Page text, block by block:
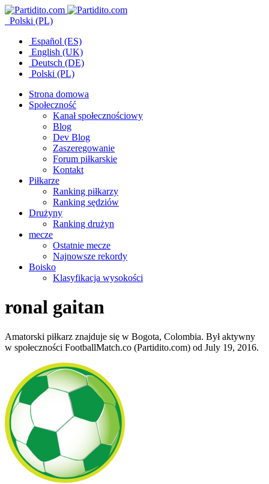
Polski (PL)
Español (ES)
English (UK)
Deutsch (DE)
Polski (PL)
Strona domowa
Społeczność
Kanał społecznościowy
Blog
Dev Blog
Zaszeregowanie
Forum piłkarskie
Kontakt
Piłkarze
Ranking piłkarzy
Ranking sędziów
Drużyny
Ranking drużyn
mecze
Ostatnie mecze
Najnowsze rekordy
Boisko
Klasyfikacja wysokości
ronal gaitan
Amatorski piłkarz znajduje się w Bogota, Colombia. Był aktywny
w społeczności FootballMatch.co (Partidito.com) od July 19, 2016.